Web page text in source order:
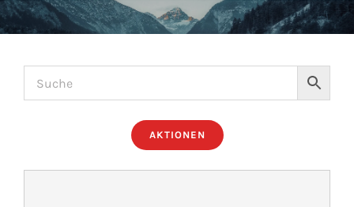
HOME
NEWS
IMBISSANHÄNGER
AKTIONEN